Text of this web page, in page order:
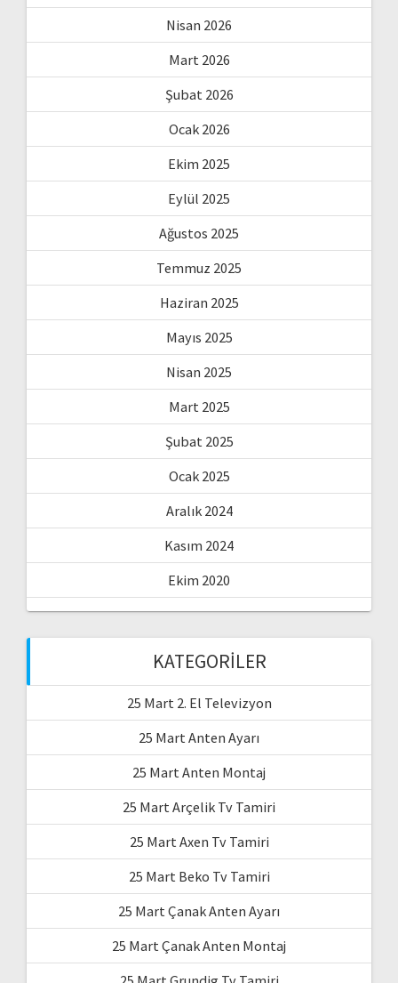
Nisan 2026
Mart 2026
Şubat 2026
Ocak 2026
Ekim 2025
Eylül 2025
Ağustos 2025
Temmuz 2025
Haziran 2025
Mayıs 2025
Nisan 2025
Mart 2025
Şubat 2025
Ocak 2025
Aralık 2024
Kasım 2024
Ekim 2020
KATEGORILER
25 Mart 2. El Televizyon
25 Mart Anten Ayarı
25 Mart Anten Montaj
25 Mart Arçelik Tv Tamiri
25 Mart Axen Tv Tamiri
25 Mart Beko Tv Tamiri
25 Mart Çanak Anten Ayarı
25 Mart Çanak Anten Montaj